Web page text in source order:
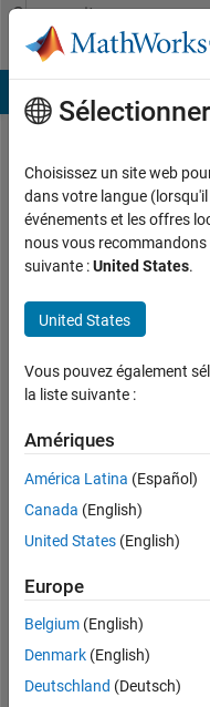
Passer au contenu
Community
Profile
Iain
Hunter
Last
plus
de 3
y a
Actif
depuis
2019
0
Following:
0
Follow
Choisissez un site web
dans votre langue
événements et les offres
nous vous
suivante :United States.
United States
Vous pouvez également
la liste suivante :
Amériques
América Latina (Español)
Canada (English)
United States (English)
Europe
Belgium (English)
Denmark (English)
Deutschland (Deutsch)